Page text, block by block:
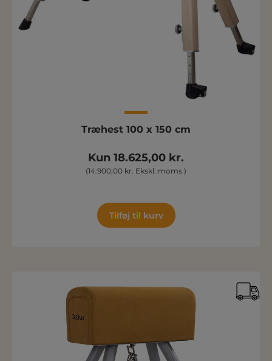
Træhest 100 x 150 cm
Kun 18.625,00 kr.
(14.900,00 kr. Ekskl. moms )
Tilføj til kurv